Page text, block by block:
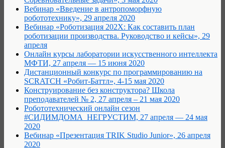
Вебинар «Введение в антропоморфную
робототехнику», 29 апреля 2020
Вебинар «Роботизация 202Х: Как составить план
роботизации производства. Руководство и кейсы», 29
апреля
Онлайн курсы лаборатории искусственного интеллекта
МФТИ, 27 апреля — 15 июня 2020
Дистанционный конкурс по программированию на
SCRATCH «Робит-Баттл», 4-15 мая 2020
Конструирование без конструктора? Школа
преподавателей № 2, 27 апреля – 21 мая 2020
Робототехнический онлайн сезон
#СИДИМДОМА_НЕГРУСТИМ, 27 апреля — 24 мая
2020
Вебинар «Презентация TRIK Studio Junior», 26 апреля
2020